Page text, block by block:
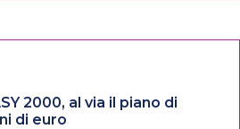
2000, al via il piano di
di euro